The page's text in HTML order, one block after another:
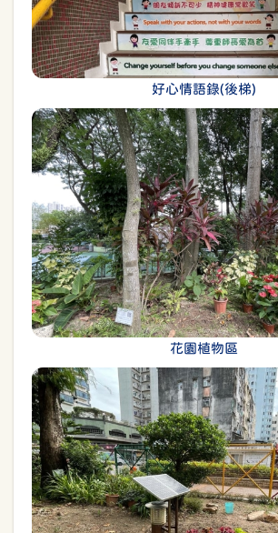
好心情語錄(後梯)
花園植物區